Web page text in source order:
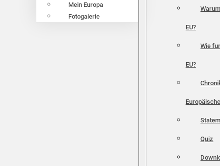
Mein Europa
Fotogalerie
EU?
Wie
EU?
Quiz